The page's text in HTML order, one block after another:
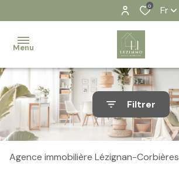
0 Fr
Menu
Accueil
Nos
biens
Contact
Filtrer
Agence immobilière Lézignan-Corbières